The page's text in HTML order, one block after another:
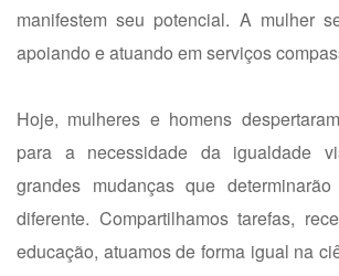
manifestem seu potencial. A mulher
apoiando e atuando em serviços
Hoje, mulheres e homens
para a necessidade da igualdade
grandes mudanças que
diferente. Compartilhamos tarefas,
educação, atuamos de forma igual na